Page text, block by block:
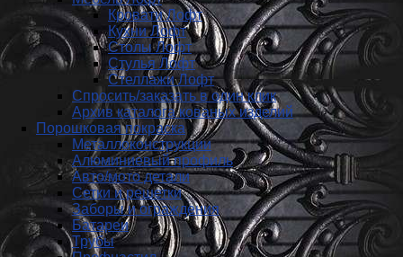
Кровати Лофт
Кухни Лофт
Столы Лофт
Стулья Лофт
Стеллажи Лофт
Спросить/заказать в один клик
Архив каталога кованых изделий
Порошковая покраска
Металлоконструкции
Алюминиевый профиль
Авто/мото детали
Сетки и решетки
Заборы и ограждения
Батареи
Трубы